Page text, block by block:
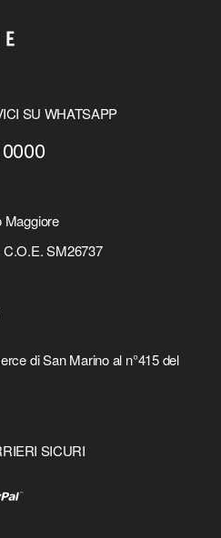
SU WHATSAPP
Maggiore
SM26737
di San Marino al n°415 del
SICURI